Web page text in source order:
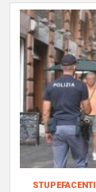
stupefacenti